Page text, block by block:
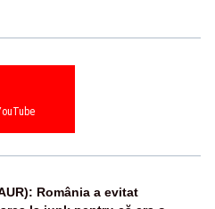
România a evitat